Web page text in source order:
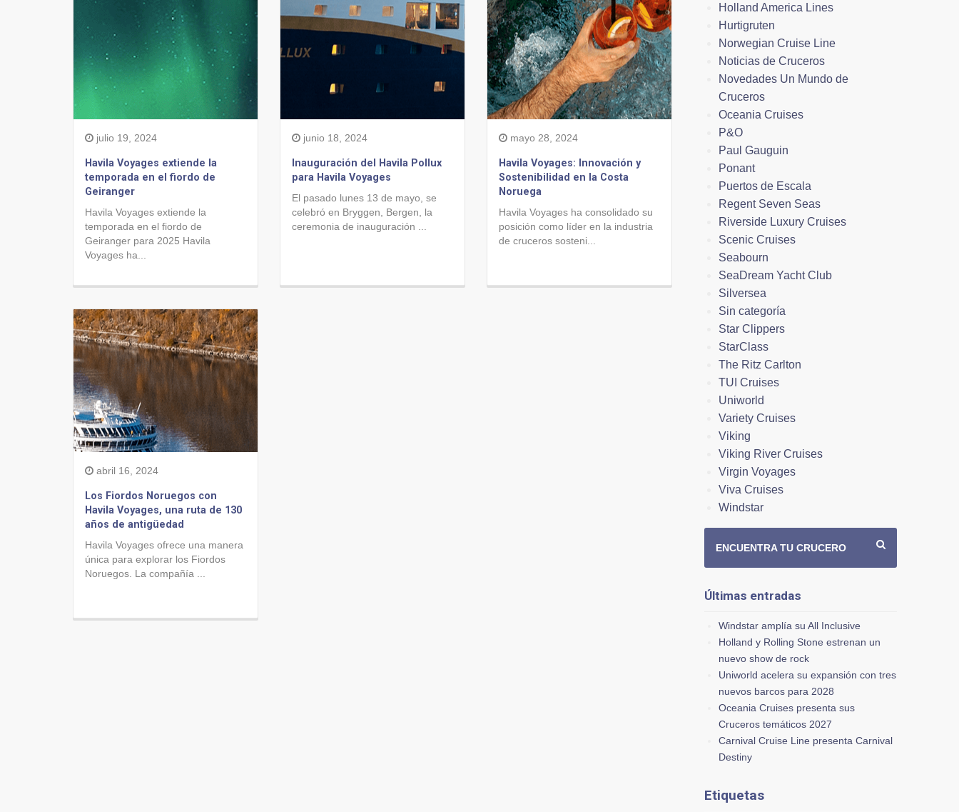
julio 19, 2024
Havila Voyages extiende la
temporada en el fiordo de
Geiranger
Havila Voyages extiende la
temporada en el fiordo de
Geiranger para 2025 Havila
Voyages ha...
junio 18, 2024
Inauguración del Havila Pollux
para Havila Voyages
El pasado lunes 13 de mayo, se
celebró en Bryggen, Bergen, la
ceremonia de inauguración ...
mayo 28, 2024
Havila Voyages: Innovación y
Sostenibilidad en la Costa
Noruega
Havila Voyages ha consolidado su
posición como líder en la industria
de cruceros sosteni...
abril 16, 2024
Los Fiordos Noruegos con
Havila Voyages, una ruta de 130
años de antigüedad
Havila Voyages ofrece una manera
única para explorar los Fiordos
Noruegos. La compañía ...
Holland America Lines
Hurtigruten
Norwegian Cruise Line
Noticias de Cruceros
Novedades Un Mundo de
Cruceros
Oceania Cruises
P&O
Paul Gauguin
Ponant
Puertos de Escala
Regent Seven Seas
Riverside Luxury Cruises
Scenic Cruises
Seabourn
SeaDream Yacht Club
Silversea
Sin categoría
Star Clippers
StarClass
The Ritz Carlton
TUI Cruises
Uniworld
Variety Cruises
Viking
Viking River Cruises
Virgin Voyages
Viva Cruises
Windstar
ENCUENTRA TU CRUCERO
Últimas entradas
Windstar amplía su All Inclusive
Holland y Rolling Stone estrenan un
nuevo show de rock
Uniworld acelera su expansión con tres
nuevos barcos para 2028
Oceania Cruises presenta sus
Cruceros temáticos 2027
Carnival Cruise Line presenta Carnival
Destiny
Etiquetas